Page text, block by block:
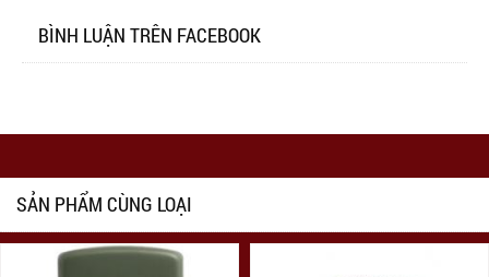
BÌNH LUẬN TRÊN FACEBOOK
SẢN PHẨM CÙNG LOẠI